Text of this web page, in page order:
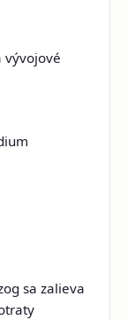
vývojové
sa zalieva